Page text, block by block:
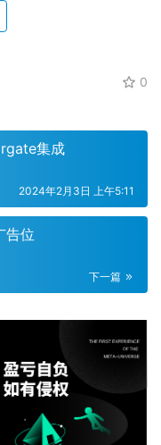
0
集成
2024年2月3日 上午5:11
告位
下一篇